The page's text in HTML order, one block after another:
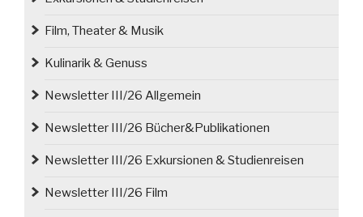
Film, Theater & Musik
Kulinarik & Genuss
Newsletter III/26 Allgemein
Newsletter III/26 Bücher&Publikationen
Newsletter III/26 Exkursionen & Studienreisen
Newsletter III/26 Film